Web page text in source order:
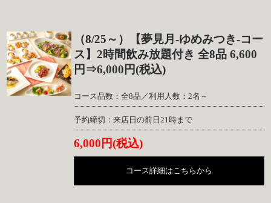
（8/25～）【夢見月-ゆめみつき-コー
ス】2時間飲み放題付き 全8品 6,600
円⇒6,000円(税込)
コース品数：全8品／利用人数：2名～
予約締切：来店日の前日21時まで
6,000円(税込)
コース詳細はこちらから